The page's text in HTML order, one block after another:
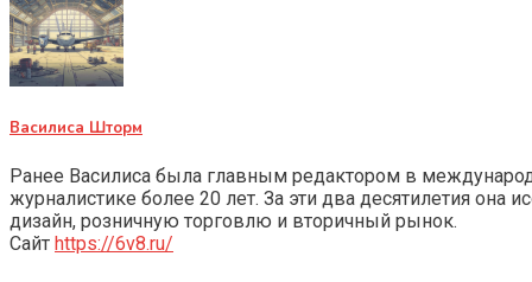
Василиса Шторм
Ранее Василиса была главным редактором в
журналистике более 20 лет. За эти два десятилетия
дизайн, розничную торговлю и вторичный рынок.
Сайт https://6v8.ru/